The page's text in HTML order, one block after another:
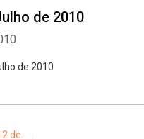
de 2010
de 2010